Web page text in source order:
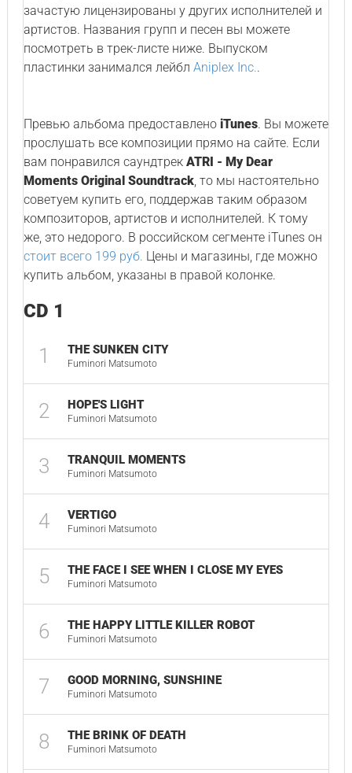
зачастую лицензированы у других исполнителей и
артистов. Названия групп и песен вы можете
посмотреть в трек-листе ниже. Выпуском
пластинки занимался лейбл Aniplex Inc..
Превью альбома предоставлено iTunes. Вы можете
прослушать все композиции прямо на сайте. Если
вам понравился саундтрек ATRI - My Dear
Moments Original Soundtrack, то мы настоятельно
советуем купить его, поддержав таким образом
композиторов, артистов и исполнителей. К тому
же, это недорого. В российском сегменте iTunes он
стоит всего 199 руб. Цены и магазины, где можно
купить альбом, указаны в правой колонке.
CD 1
1 THE SUNKEN CITY
Fuminori Matsumoto
2 HOPE'S LIGHT
Fuminori Matsumoto
3 TRANQUIL MOMENTS
Fuminori Matsumoto
4 VERTIGO
Fuminori Matsumoto
5 THE FACE I SEE WHEN I CLOSE MY EYES
Fuminori Matsumoto
6 THE HAPPY LITTLE KILLER ROBOT
Fuminori Matsumoto
7 GOOD MORNING, SUNSHINE
Fuminori Matsumoto
8 THE BRINK OF DEATH
Fuminori Matsumoto